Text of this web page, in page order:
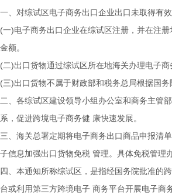
一、对综试区电子商务出口企业出口未取得有
(一)电子商务出口企业在综试区注册，并在注
金额。
(二)出口货物通过综试区所在地海关办理电子商
(三)出口货物不属于财政部和税务总局根据国
二、各综试区建设领导小组办公室和商务主管
系，促进跨境电子商务健 康快速发展。
三、海关总署定期将电子商务出口商品申报清
子信息加强出口货物免税 管理。具体免税管理
四、本通知所称综试区，是指经国务院批准的
台或利用第三方跨境电子 商务平台开展电子商